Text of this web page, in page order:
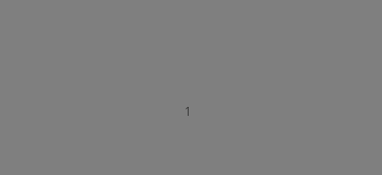
1